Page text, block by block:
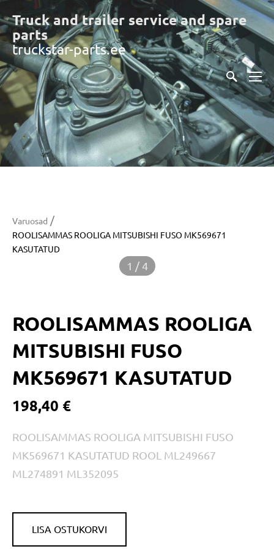
Truck and trailer service and spare
parts
truckstar-parts.ee
Varuosad /
ROOLISAMMAS ROOLIGA MITSUBISHI FUSO MK569671
KASUTATUD
1 / 4
ROOLISAMMAS ROOLIGA
MITSUBISHI FUSO
MK569671 KASUTATUD
198,40 €
ROOLISAMMAS ROOLIGA MITSUBISHI FUSO
MK569671 KASUTATUD ROOL ML249667
ML274891 ML352095
LISA OSTUKORVI